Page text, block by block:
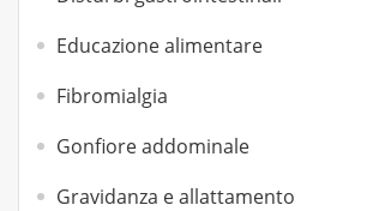
Educazione alimentare
Fibromialgia
Gonfiore addominale
Gravidanza e allattamento